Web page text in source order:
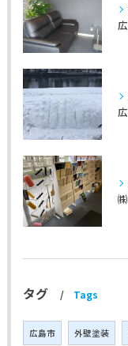
タグ Tags
広島市 外壁塗装